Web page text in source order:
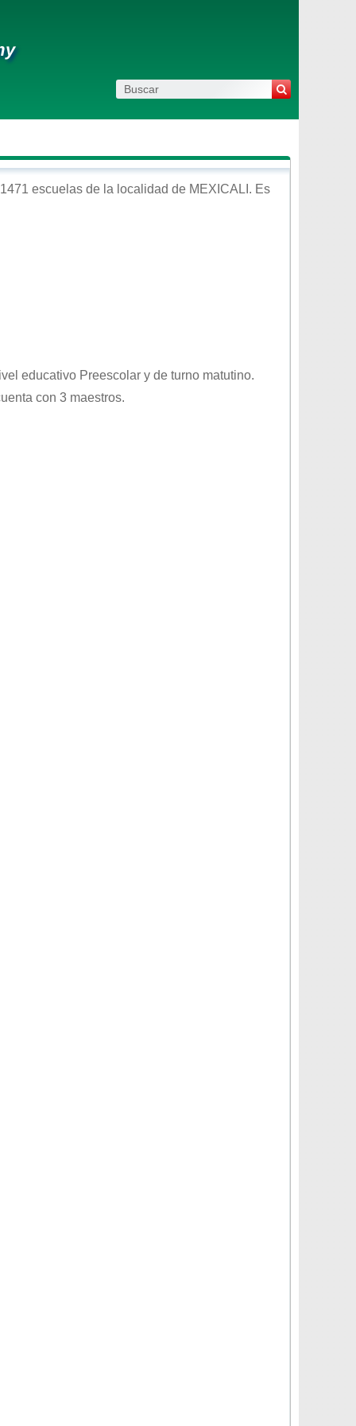
escuelas de la localidad de MEXICALI . Es
educativo Preescolar y de turno matutino.
con 3 maestros.